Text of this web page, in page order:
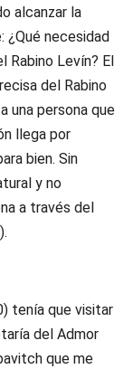
alcanzar la
¿Qué necesidad
Levín? El
del Rabino
una persona que
llega por
bien. Sin
y no
a través del
tenía que visitar
del Admor
que me